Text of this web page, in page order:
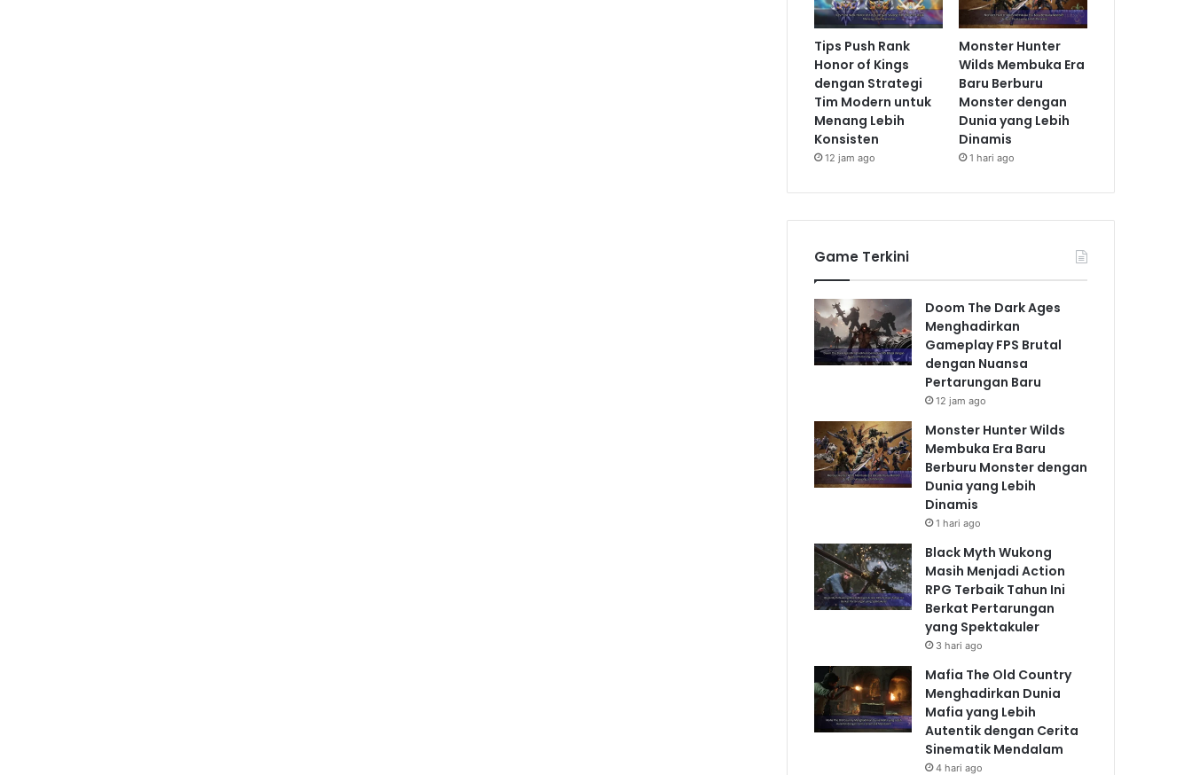
Tips Push Rank
Honor of Kings
dengan Strategi
Tim Modern untuk
Menang Lebih
Konsisten
12 jam ago
Monster Hunter
Wilds Membuka Era
Baru Berburu
Monster dengan
Dunia yang Lebih
Dinamis
1 hari ago
Game Terkini
Doom The Dark Ages
Menghadirkan
Gameplay FPS Brutal
dengan Nuansa
Pertarungan Baru
12 jam ago
Monster Hunter Wilds
Membuka Era Baru
Berburu Monster dengan
Dunia yang Lebih
Dinamis
1 hari ago
Black Myth Wukong
Masih Menjadi Action
RPG Terbaik Tahun Ini
Berkat Pertarungan
yang Spektakuler
3 hari ago
Mafia The Old Country
Menghadirkan Dunia
Mafia yang Lebih
Autentik dengan Cerita
Sinematik Mendalam
4 hari ago